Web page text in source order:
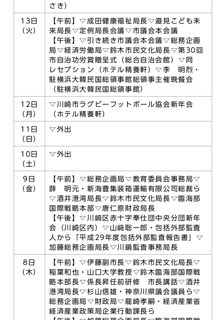
さき）
13日
（火）
【午前】▽成田健康福祉局長▽邉見こども未
来局長▽定例局長会議▽市議会本会議
【午後】▽引き続き市議会本会議▽総務企画
局▽経済労働局▽鈴木市民文化局長▽第30回
市自治功労賞贈呈式（総合自治会館）▽同
レセプション（ホテル精養軒）▽李 明烈・
駐横浜大韓民国総領事館総領事主催晩餐会
（駐横浜大韓民国総領事館）
12日
（月）
▽川崎市ラグビーフットボール協会新年会
（ホテル精養軒）
11日
（日）
▽外出
10日
（土）
▽外出
9日
（金）
【午前】▽総務企画局▽教育委員会事務局▽
薛 明元・新海豊集装箱運輸有限公司総裁ら
▽酒井港湾局長▽鈴木市民文化局長▽臨海部
国際戦略本部▽唐仁原財政局長
【午後】▽川崎区赤十字奉仕団中央分団新年
会（川崎区内）▽山﨑聡一郎・包括外部監査
人から「平成29年度包括外部監査報告書」▽
加藤総務企画局長▽川鍋監査事務局長
8日
（木）
【午前】▽伊藤副市長▽鈴木市民文化局長▽
稲葉和也・山口大学教授▽鈴木臨海部国際戦
略本部長▽係長昇任前研修 市長講話▽酒井
港湾局長▽杉山信雄・神奈川県議会議員ら▽
総務企画局▽財政局▽龍崎孝嗣・経済産業省
経済産業政策局企業行動課長ら